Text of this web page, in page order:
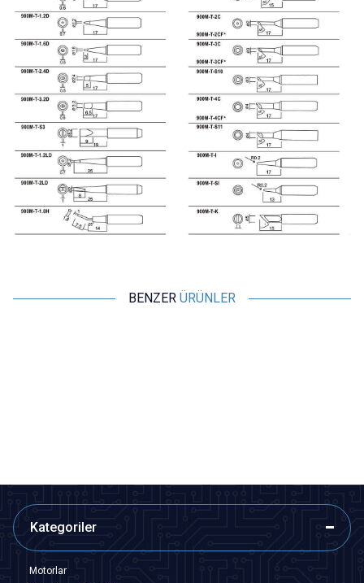
BENZER ÜRÜNLER
Kategoriler
Motorlar